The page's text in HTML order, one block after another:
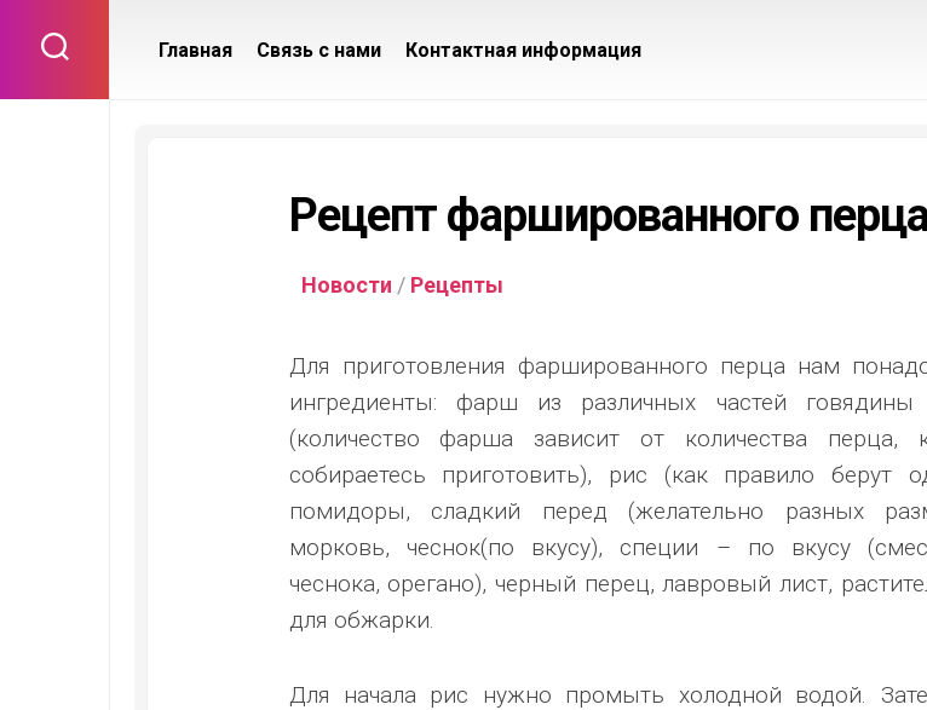
content
Главная Связь с нами Контактная информация
Рецепт фаршированного
Новости / Рецепты
Для приготовления фаршированного перца нам
ингредиенты: фарш из различных частей
(количество фарша зависит от количества перца,
собираетесь приготовить), рис (как правило берут
помидоры, сладкий перед (желательно разных
морковь, чеснок(по вкусу), специи – по вкусу
чеснока, орегано), черный перец, лавровый лист,
для обжарки.
Для начала рис нужно промыть холодной водой.